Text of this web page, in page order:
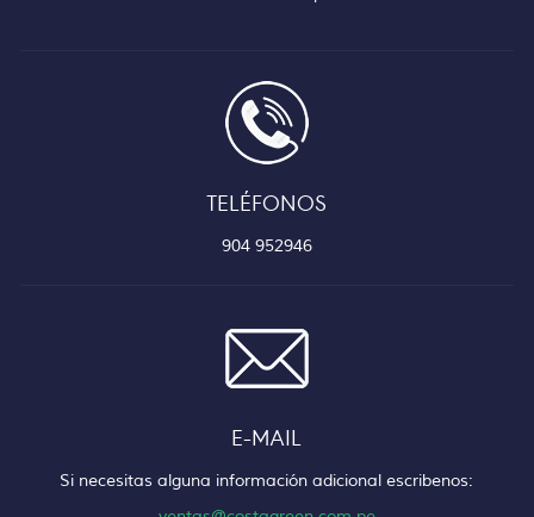
TELÉFONOS
904 952946
E-MAIL
Si necesitas alguna información adicional escribenos: